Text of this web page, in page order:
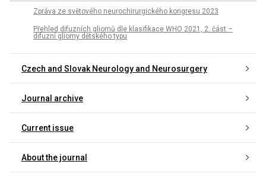
Zpráva ze světového neurochirurgického kongresu 2023
Přehled difuzních gliomů dle klasifikace WHO 2021, 2. část –
difuzní gliomy dětského typu
Czech and Slovak Neurology and Neurosurgery
Journal archive
Current issue
About the journal